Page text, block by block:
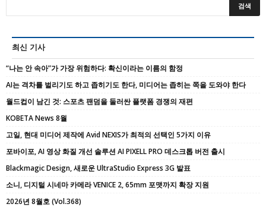
최신 기사
“나는 안 속아”가 가장 위험하다: 확신이라는 이름의 함정
AI는 격차를 벌리기도 하고 좁히기도 한다, 미디어는 좁히는 쪽을 도와야 한다
월드컵이 남긴 것: 스포츠 팬덤을 둘러싼 플랫폼 경쟁의 재편
KOBETA News 8월
고일, 현대 미디어 제작에 Avid NEXIS가 최적의 선택인 5가지 이유
포바이포, AI 영상 화질 개선 솔루션 AI PIXELL PRO 데스크톱 버전 출시
Blackmagic Design, 새로운 UltraStudio Express 3G 발표
소니, 디지털 시네마 카메라 VENICE 2, 65mm 포맷까지 확장 지원
2026년 8월호 (Vol.368)